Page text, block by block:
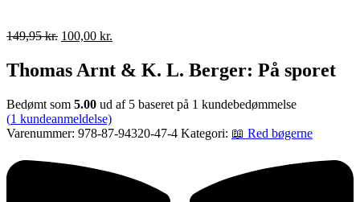
149,95kr. Den
var:
100,00 kr.
pris
er:
Thomas Arnt & K. L. Berger: På sporet
Bedømt som 5.00 ud af 5 baseret på 1 kundebedømmelse
(1 kundeanmeldelse)
Varenummer: 978-87-94320-47-4 Kategori: 📖 Red bøgerne